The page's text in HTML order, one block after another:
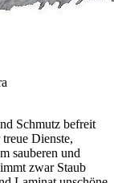
Schmutz befreit
Dienste,
sauberen und
zwar Staub